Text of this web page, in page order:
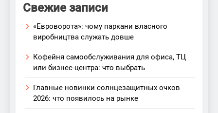
Свежие записи
«Евроворота»: чому паркани власного
виробництва служать довше
Кофейня самообслуживания для офиса, ТЦ
или бизнес-центра: что выбрать
Главные новинки солнцезащитных очков
2026: что появилось на рынке